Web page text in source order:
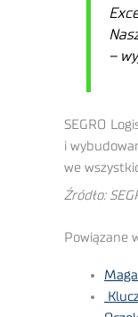
–
SEGRO
i
we
Źródło:
Powiązane